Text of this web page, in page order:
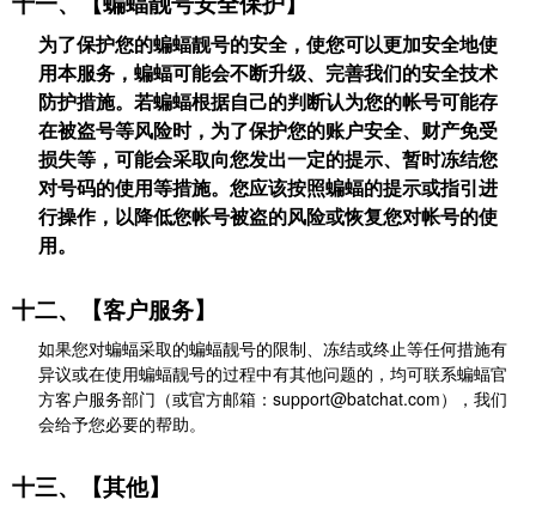
为了保护您的蝙蝠靓号的安全，使您可以更加安全地使
用本服务，蝙蝠可能会不断升级、完善我们的安全技术
防护措施。若蝙蝠根据自己的判断认为您的帐号可能存
在被盗号等风险时，为了保护您的账户安全、财产免受
损失等，可能会采取向您发出一定的提示、暂时冻结您
对号码的使用等措施。您应该按照蝙蝠的提示或指引进
行操作，以降低您帐号被盗的风险或恢复您对帐号的使
用。
十二、【客户服务】
如果您对蝙蝠采取的蝙蝠靓号的限制、冻结或终止等任何措施有
异议或在使用蝙蝠靓号的过程中有其他问题的，均可联系蝙蝠官
方客户服务部门（或官方邮箱：support@batchat.com），我们
会给予您必要的帮助。
十三、【其他】